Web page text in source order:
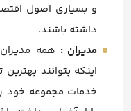
و بسیاری اصول
داشته باشند.
مدیران : همه
اینکه بتوانند
خدمات مجموعه خود